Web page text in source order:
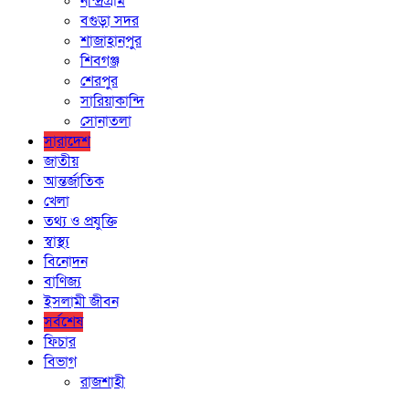
বগুড়া সদর
শাজাহানপুর
শিবগঞ্জ
শেরপুর
সারিয়াকান্দি
সোনাতলা
সারাদেশ
জাতীয়
আন্তর্জাতিক
খেলা
তথ্য ও প্রযুক্তি
স্বাস্থ্য
বিনোদন
বাণিজ্য
ইসলামী জীবন
সর্বশেষ
ফিচার
বিভাগ
রাজশাহী